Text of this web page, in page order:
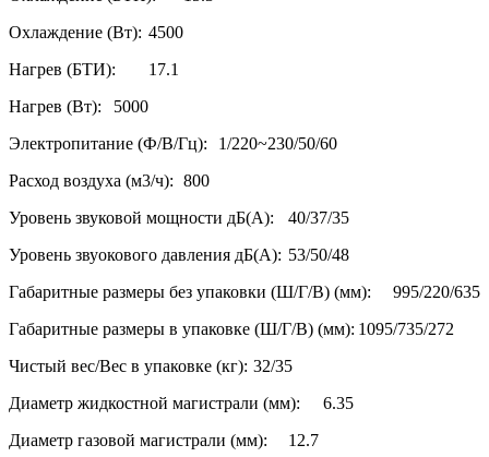
Охлаждение (Вт): 4500
Нагрев (БТИ):
17.1
Нагрев (Вт):
5000
Электропитание (Ф/В/Гц):
1/220~230/50/60
Расход воздуха (м3/ч): 800
Уровень звуковой мощности дБ(А):
40/37/35
Уровень звуокового давления дБ(А): 53/50/48
Габаритные размеры без упаковки (Ш/Г/В) (мм):
995/220/635
Габаритные размеры в упаковке (Ш/Г/В) (мм): 1095/735/272
Чистый вес/Вес в упаковке (кг): 32/35
Диаметр жидкостной магистрали (мм):
6.35
Диаметр газовой магистрали (мм):
12.7